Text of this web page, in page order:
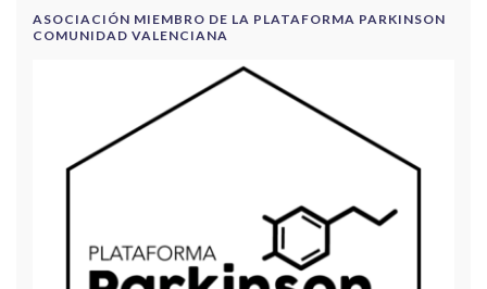
ASOCIACIÓN MIEMBRO DE LA PLATAFORMA PARKINSON
COMUNIDAD VALENCIANA